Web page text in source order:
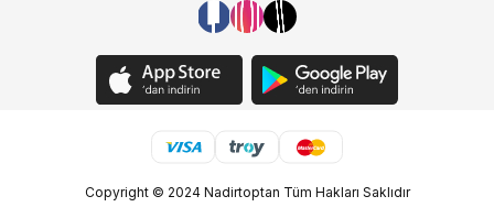
Copyright © 2024 Nadirtoptan Tüm Hakları Saklıdır